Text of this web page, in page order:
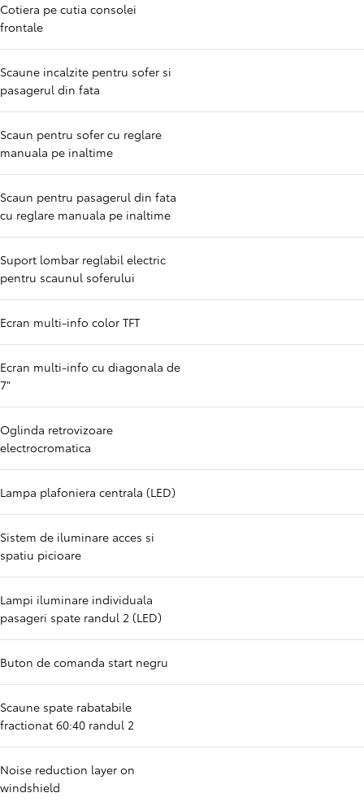
Cotiera pe cutia consolei
frontale
Scaune incalzite pentru sofer si
pasagerul din fata
Scaun pentru sofer cu reglare
manuala pe inaltime
Scaun pentru pasagerul din fata
cu reglare manuala pe inaltime
Suport lombar reglabil electric
pentru scaunul soferului
Ecran multi-info color TFT
Ecran multi-info cu diagonala de
7"
Oglinda retrovizoare
electrocromatica
Lampa plafoniera centrala (LED)
Sistem de iluminare acces si
spatiu picioare
Lampi iluminare individuala
pasageri spate randul 2 (LED)
Buton de comanda start negru
Scaune spate rabatabile
fractionat 60:40 randul 2
Noise reduction layer on
windshield